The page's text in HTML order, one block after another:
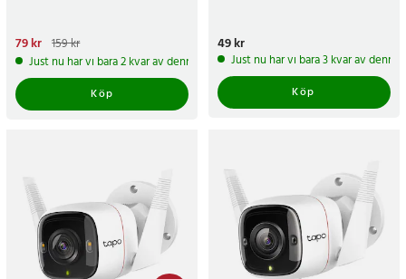
Nuvarande pris
pris:159 kr
79 kr 159 kr
Just nu har vi bara 2 kvar av denna produkt
Köp
Pris:49 kr
49 kr
Just nu har vi bara 3 kvar av denna
Köp